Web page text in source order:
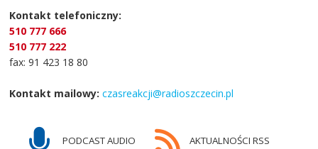
Kontakt telefoniczny:
510 777 666
510 777 222
fax: 91 423 18 80
Kontakt mailowy: czasreakcji@radioszczecin.pl
PODCAST AUDIO AKTUALNOŚCI RSS